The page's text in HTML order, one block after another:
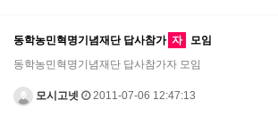
동학농민혁명기념재단 답사참가 자
모임
동학농민혁명기념재단 답사참가자 모임
모시고넷 2011-07-06 12:47:13